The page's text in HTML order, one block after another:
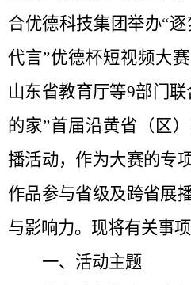
合优德科技集团举办“
代言”优德杯短视频大
山东省教育厅等9部门联
的家”首届沿黄省（区
播活动，作为大赛的专
作品参与省级及跨省展
与影响力。现将有关事项
一、活动主题